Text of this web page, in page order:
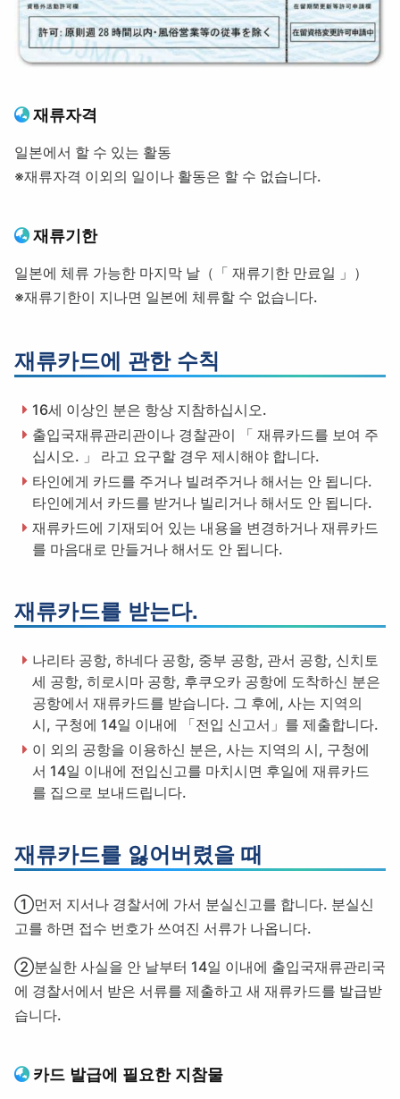
재류자격
일본에서 할 수 있는 활동
※재류자격 이외의 일이나 활동은 할 수 없습니다.
재류기한
일본에 체류 가능한 마지막 날（「 재류기한 만료일 」）
※재류기한이 지나면 일본에 체류할 수 없습니다.
재류카드에 관한 수칙
16세 이상인 분은 항상 지참하십시오.
출입국재류관리관이나 경찰관이 「 재류카드를 보여 주
십시오. 」 라고 요구할 경우 제시해야 합니다.
타인에게 카드를 주거나 빌려주거나 해서는 안 됩니다.
타인에게서 카드를 받거나 빌리거나 해서도 안 됩니다.
재류카드에 기재되어 있는 내용을 변경하거나 재류카드
를 마음대로 만들거나 해서도 안 됩니다.
재류카드를 받는다.
나리타 공항, 하네다 공항, 중부 공항, 관서 공항, 신치토
세 공항, 히로시마 공항, 후쿠오카 공항에 도착하신 분은
공항에서 재류카드를 받습니다. 그 후에, 사는 지역의
시, 구청에 14일 이내에 「전입 신고서」를 제출합니다.
이 외의 공항을 이용하신 분은, 사는 지역의 시, 구청에
서 14일 이내에 전입신고를 마치시면 후일에 재류카드
를 집으로 보내드립니다.
재류카드를 잃어버렸을 때
①먼저 지서나 경찰서에 가서 분실신고를 합니다. 분실신
고를 하면 접수 번호가 쓰여진 서류가 나옵니다.
②분실한 사실을 안 날부터 14일 이내에 출입국재류관리국
에 경찰서에서 받은 서류를 제출하고 새 재류카드를 발급받
습니다.
카드 발급에 필요한 지참물